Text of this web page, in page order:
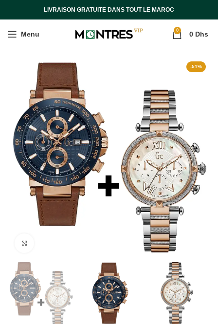
LIVRAISON GRATUITE DANS TOUT LE MAROC
Menu 0 0 Dhs
-51%